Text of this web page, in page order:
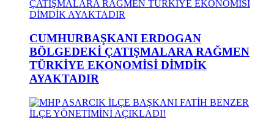
CUMHURBAŞKANI ERDOGAN
BÖLGEDEKİ ÇATIŞMALARA RAĞMEN
TÜRKİYE EKONOMİSİ DİMDİK
AYAKTADIR